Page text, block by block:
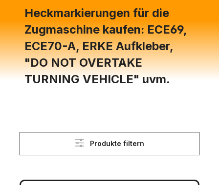
Heckmarkierungen für die
Zugmaschine kaufen: ECE69,
ECE70-A, ERKE Aufkleber,
"DO NOT OVERTAKE
TURNING VEHICLE" uvm.
Produkte filtern